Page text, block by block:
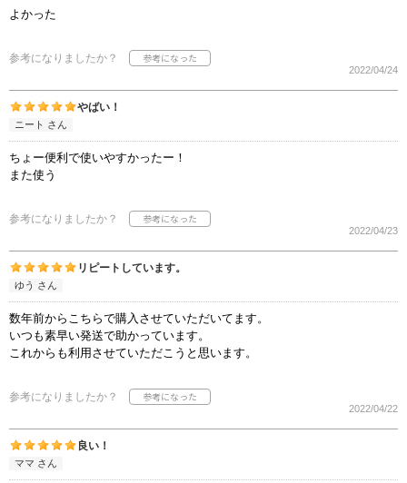
よかった
参考になりましたか？
2022/04/24
やばい！
ニート さん
ちょー便利で使いやすかったー！
また使う
参考になりましたか？
2022/04/23
リピートしています。
ゆう さん
数年前からこちらで購入させていただいてます。
いつも素早い発送で助かっています。
これからも利用させていただこうと思います。
参考になりましたか？
2022/04/22
良い！
ママ さん